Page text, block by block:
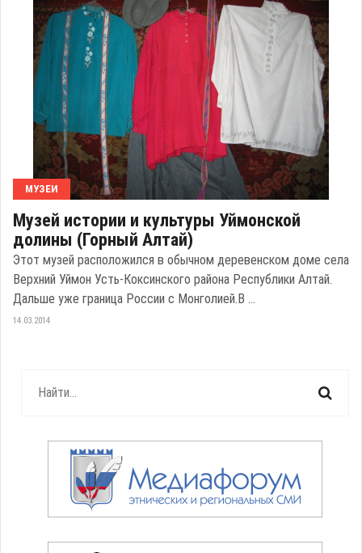
МУЗЕИ
Музей истории и культуры Уймонской
долины (Горный Алтай)
Этот музей расположился в обычном деревенском доме села
Верхний Уймон Усть-Коксинского района Республики Алтай.
Дальше уже граница России с Монголией.В ...
14.03.2014